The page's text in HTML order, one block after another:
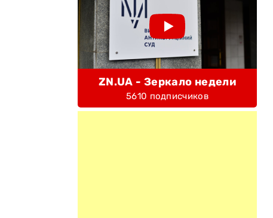
ZN.UA - Зеркало недели
5610 подписчиков